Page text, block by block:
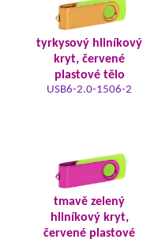
tyrkysový hliníkový
kryt, červené
plastové tělo
USB6-2.0-1506-2
tmavě zelený
hliníkový kryt,
červené plastové